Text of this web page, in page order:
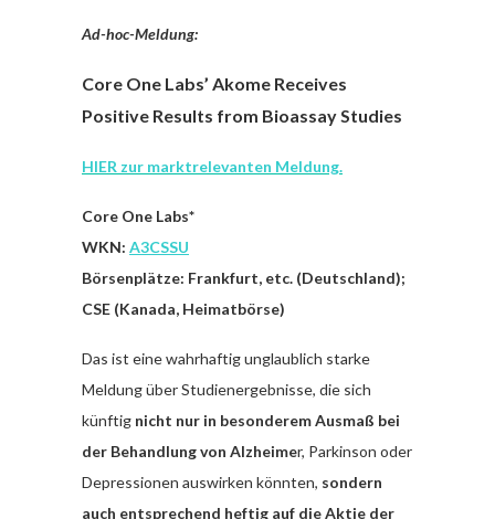
Ad-hoc-Meldung:
Core One Labs’ Akome Receives
Positive Results from Bioassay Studies
HIER zur marktrelevanten Meldung.
Core One Labs*
WKN: A3CSSU
Börsenplätze: Frankfurt, etc. (Deutschland);
CSE (Kanada, Heimatbörse)
Das ist eine wahrhaftig unglaublich starke
Meldung über Studienergebnisse, die sich
künftig nicht nur in besonderem Ausmaß bei
der Behandlung von Alzheimer, Parkinson oder
Depressionen auswirken könnten, sondern
auch entsprechend heftig auf die Aktie der